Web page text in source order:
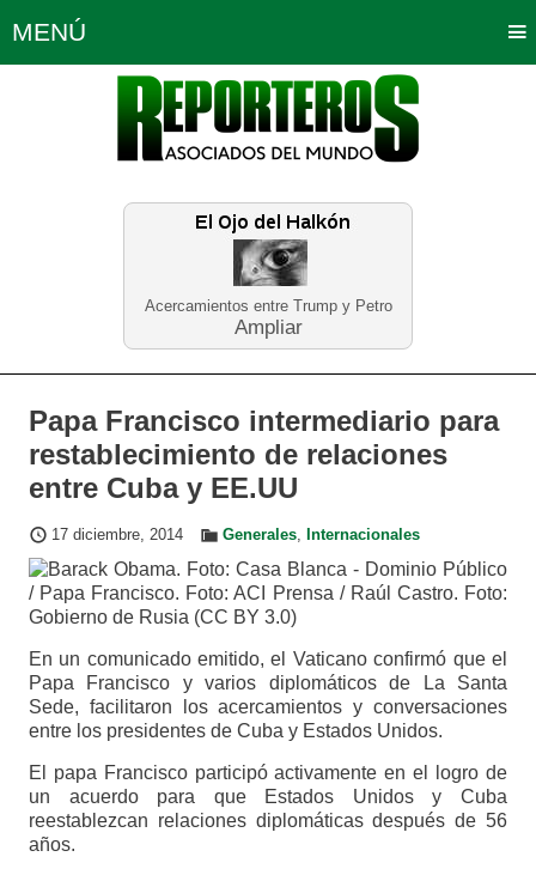
Acercamientos entre Trump y Petro
Ampliar
MENÚ
Política Opinión Bogotá
Planeta Tierra Deportes
Educación Neira
Papa Francisco intermediario para
restablecimiento de relaciones
entre Cuba y EE.UU
17 diciembre, 2014 Generales, Internacionales
En un comunicado emitido, el Vaticano confirmó que el
Papa Francisco y varios diplomáticos de La Santa
Sede, facilitaron los acercamientos y conversaciones
entre los presidentes de Cuba y Estados Unidos.
El papa Francisco participó activamente en el logro de
un acuerdo para que Estados Unidos y Cuba
reestablezcan relaciones diplomáticas después de 56
años.